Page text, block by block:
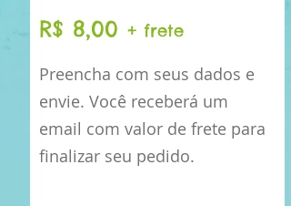
R$ 8,00 + frete
Preencha com seus dados e
envie. Você receberá um
email com valor de frete para
finalizar seu pedido.